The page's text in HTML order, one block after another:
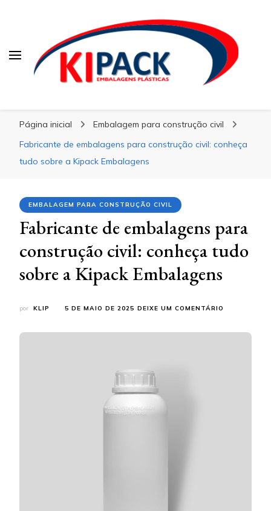
Página inicial
Embalagem para construção civil
Fabricante de embalagens para construção civil: conheça
tudo sobre a Kipack Embalagens
EMBALAGEM PARA CONSTRUÇÃO CIVIL
Fabricante de embalagens para
construção civil: conheça tudo
sobre a Kipack Embalagens
por KLIP 5 DE MAIO DE 2025 DEIXE UM COMENTÁRIO